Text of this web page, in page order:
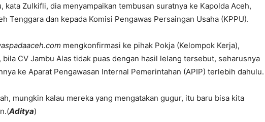
kata Zulkifli, dia menyampaikan tembusan suratnya ke Kapolda Aceh,
Tenggara dan kepada Komisi Pengawas Persaingan Usaha (KPPU).
mengkonfirmasi ke pihak Pokja (Kelompok Kerja),
bila CV Jambu Alas tidak puas dengan hasil lelang tersebut, seharusnya
ke Aparat Pengawasan Internal Pemerintahan (APIP) terlebih dahulu.
mungkin kalau mereka yang mengatakan gugur, itu baru bisa kita
Aditya)